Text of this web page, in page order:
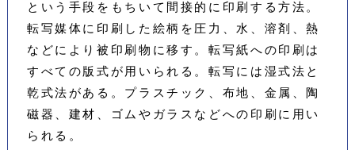
という手段をもちいて間接的に印刷する方法。
転写媒体に印刷した絵柄を圧力、水、溶剤、熱
などにより被印刷物に移す。転写紙への印刷は
すべての版式が用いられる。転写には湿式法と
乾式法がある。プラスチック、布地、金属、陶
磁器、建材、ゴムやガラスなどへの印刷に用い
られる。